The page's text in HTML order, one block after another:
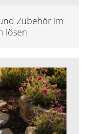
Zubehör im
lösen